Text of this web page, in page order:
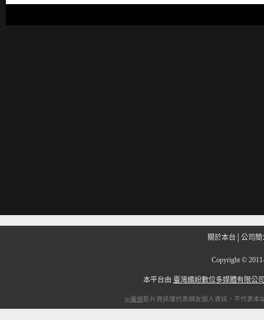
關於本台 公司簡
Copyright ©
本平台由 臺灣繽紛數位多媒體有限公
ip電視影片資訊僅代表網友個人資訊，不代表本